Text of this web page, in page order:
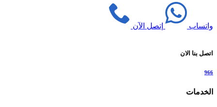
واتساب إتصل الآن
اتصل بنا الان
966
الخدمات